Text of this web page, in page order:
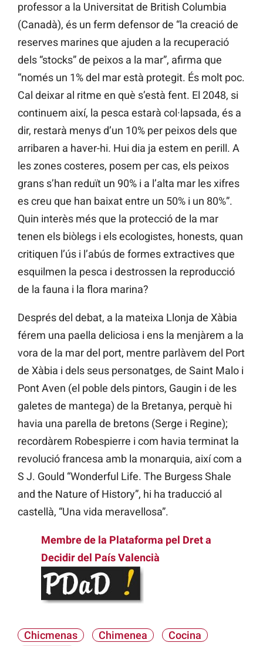
professor a la Universitat de British Columbia
(Canadà), és un ferm defensor de “la creació de
reserves marines que ajuden a la recuperació
dels “stocks” de peixos a la mar”, afirma que
“només un 1% del mar està protegit. És molt poc.
Cal deixar al ritme en què s’està fent. El 2048, si
continuem així, la pesca estarà col·lapsada, és a
dir, restarà menys d’un 10% per peixos dels que
arribaren a haver-hi. Hui dia ja estem en perill. A
les zones costeres, posem per cas, els peixos
grans s’han reduït un 90% i a l’alta mar les xifres
es creu que han baixat entre un 50% i un 80%”.
Quin interès més que la protecció de la mar
tenen els biòlegs i els ecologistes, honests, quan
critiquen l’ús i l’abús de formes extractives que
esquilmen la pesca i destrossen la reproducció
de la fauna i la flora marina?
Després del debat, a la mateixa Llonja de Xàbia
férem una paella deliciosa i ens la menjàrem a la
vora de la mar del port, mentre parlàvem del Port
de Xàbia i dels seus personatges, de Saint Malo i
Pont Aven (el poble dels pintors, Gaugin i de les
galetes de mantega) de la Bretanya, perquè hi
havia una parella de bretons (Serge i Regine);
recordàrem Robespierre i com havia terminat la
revolució francesa amb la monarquia, així com a
S J. Gould “Wonderful Life. The Burgess Shale
and the Nature of History”, hi ha traducció al
castellà, “Una vida meravellosa”.
Membre de la Plataforma pel Dret a
Decidir del País Valencià
Chicmenas Chimenea
Cocina